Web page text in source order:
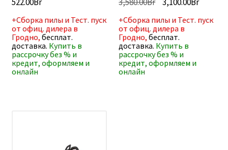
+Сборка пилы и Тест. пуск
от офиц. дилера в
Гродно, бесплат.
доставка. Купить в
рассрочку без % и
кредит, оформляем и
онлайн
составляла
3,580.00Br.
+Сборка пилы и Тест. пуск
от офиц. дилера в
Гродно, бесплат.
доставка. Купить в
рассрочку без % и
кредит, оформляем и
онлайн